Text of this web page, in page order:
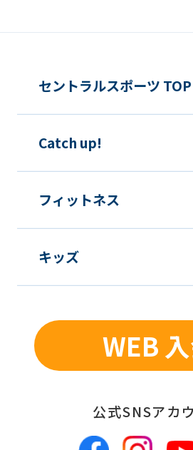
セントラルスポーツ TOP
Catch up!
フィットネス
キッズ
WEB
公式SNSアカ